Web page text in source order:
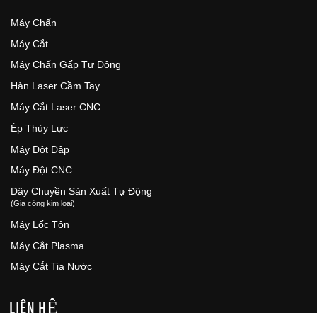
Máy Chấn
Máy Cắt
Máy Chấn Gấp Tự Động
Hàn Laser Cầm Tay
Máy Cắt Laser CNC
Ép Thủy Lực
Máy Đột Dập
Máy Đột CNC
Dây Chuyền Sản Xuất Tự Động
(Gia công kim loại)
Máy Lốc Tôn
Máy Cắt Plasma
Máy Cắt Tia Nước